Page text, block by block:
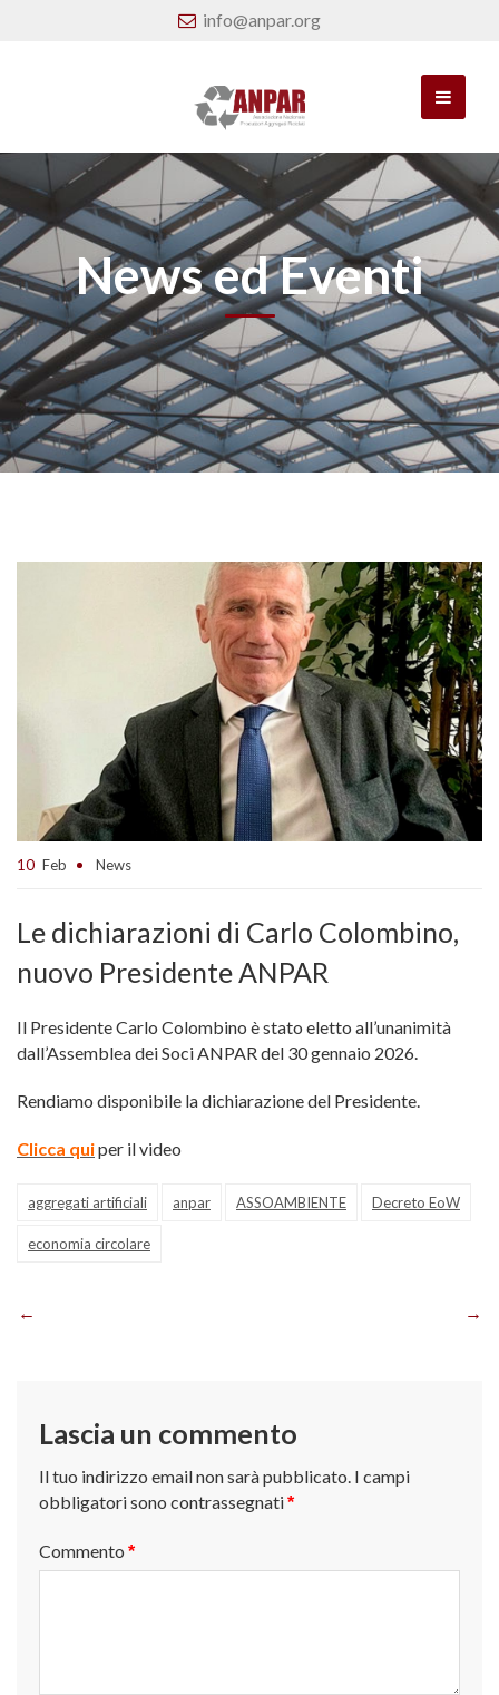
info@anpar.org
News ed Eventi
10 Feb News
Le dichiarazioni di Carlo Colombino,
nuovo Presidente ANPAR
Il Presidente Carlo Colombino è stato eletto all’unanimità
dall’Assemblea dei Soci ANPAR del 30 gennaio 2026.
Rendiamo disponibile la dichiarazione del Presidente.
Clicca quiper il video
aggregati artificiali anpar ASSOAMBIENTE Decreto EoW
economia circolare
Navigazione
Lascia un commento
Il tuo indirizzo email non sarà pubblicato. I campi
obbligatori sono contrassegnati*
Commento *